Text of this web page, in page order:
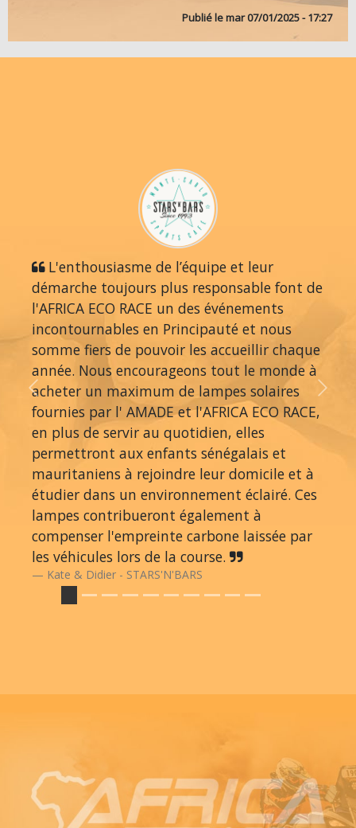
Publié lemar 07/01/2025 - 17:27
L'enthousiasme de l’équipe et leur
démarche toujours plus responsable font de
l'AFRICA ECO RACE un des événements
incontournables en Principauté et nous
somme fiers de pouvoir les accueillir chaque
année. Nous encourageons tout le monde à
acheter un maximum de lampes solaires
fournies par l' AMADE et l'AFRICA ECO RACE,
en plus de servir au quotidien, elles
permettront aux enfants sénégalais et
mauritaniens à rejoindre leur domicile et à
étudier dans un environnement éclairé. Ces
lampes contribueront également à
compenser l'empreinte carbone laissée par
les véhicules lors de la course.
Kate & Didier - STARS'N'BARS
Previous Next